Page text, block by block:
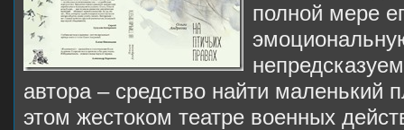
полной мере
автора – средство найти маленький
этом жестоком театре военных